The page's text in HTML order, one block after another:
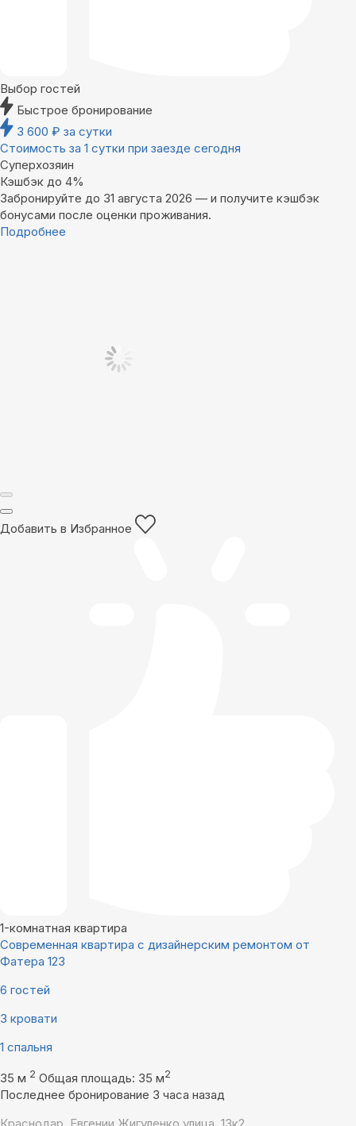
Выбор гостей
Быстрое бронирование
3 600 ₽ за сутки
Стоимость за 1 сутки при заезде сегодня
Суперхозяин
Кэшбэк до 4%
Забронируйте до 31 августа 2026 — и получите кэшбэк
бонусами после оценки проживания.
Подробнее
Добавить в Избранное
1-комнатная квартира
Современная квартира с дизайнерским ремонтом от
Фатера 123
6 гостей
3 кровати
1 спальня
35 м 2 Общая площадь: 35 м2
Последнее бронирование 3 часа назад